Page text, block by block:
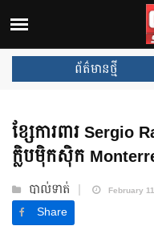
ព័ត៌មានថ្មី
ឈ្នះពានរង្វាន់បន្ថែមទៀត បន្
ខ្សែការពារ
ក្លិបម៉ិកស៊ិក
បាល់ទាត់ February
Share